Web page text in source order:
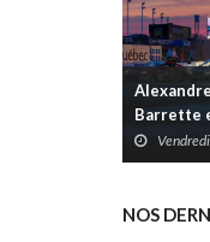
Barrette
des
au GP3R
NOS